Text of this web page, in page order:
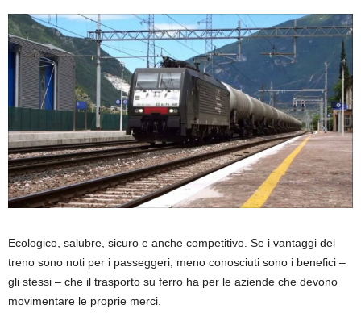
Ecologico, salubre, sicuro e anche competitivo. Se i vantaggi del
treno sono noti per i passeggeri, meno conosciuti sono i benefici –
gli stessi – che il trasporto su ferro ha per le aziende che devono
movimentare le proprie merci.